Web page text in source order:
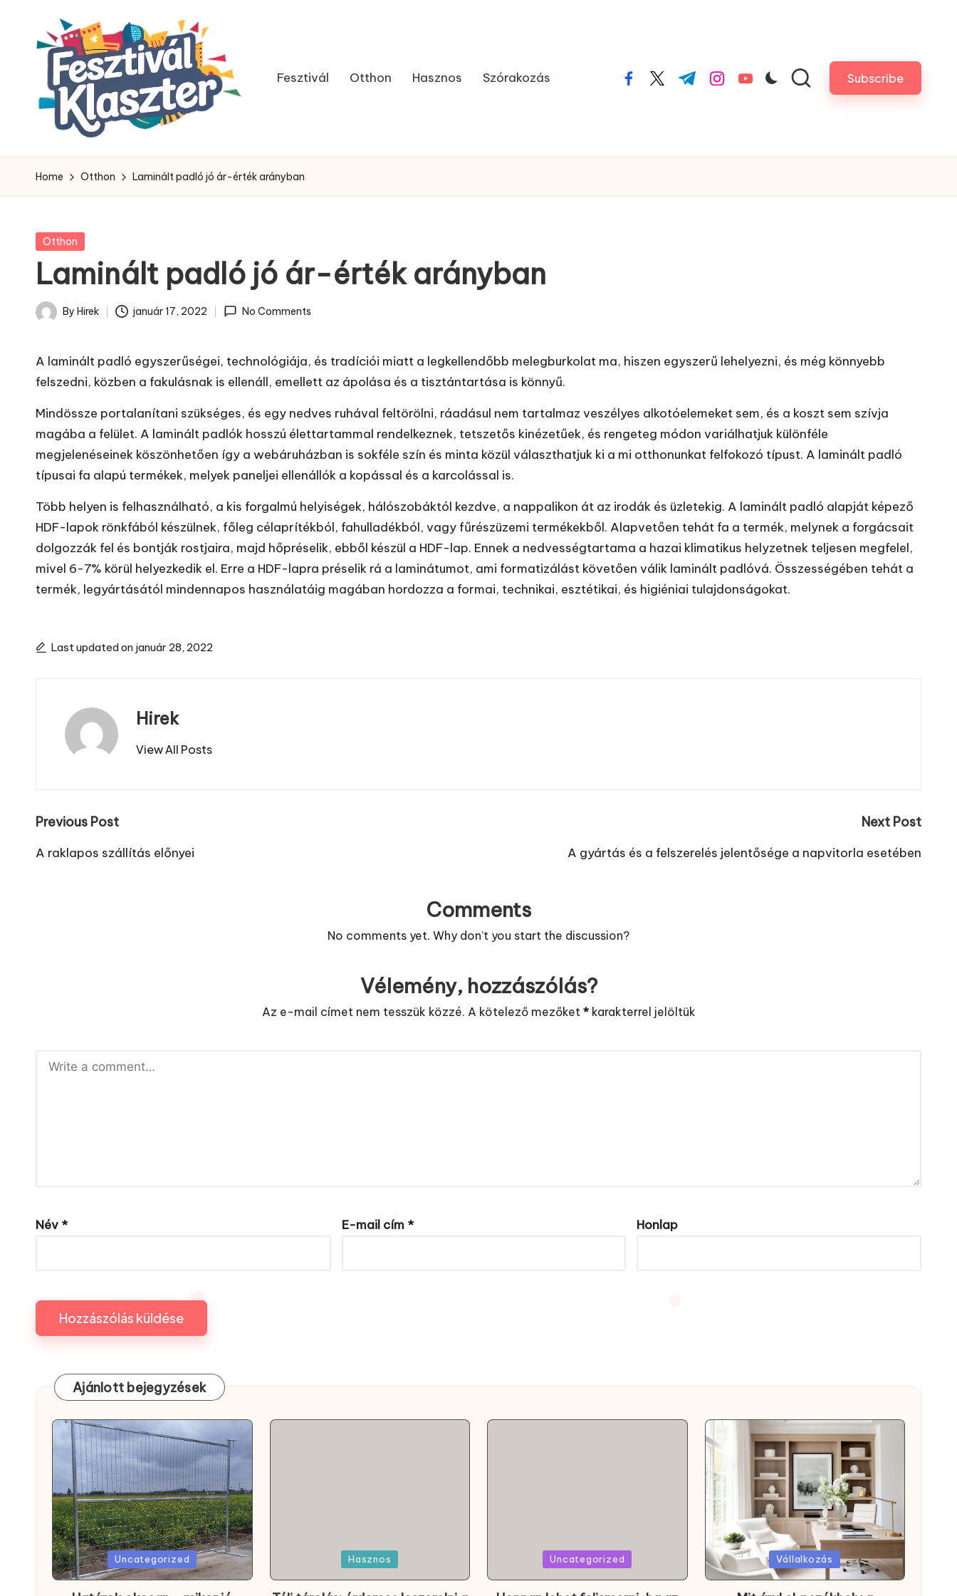
Fesztivál Otthon Hasznos Szórakozás facebook.com
twitter.com
t.me instagram.com
youtube.com Subscribe
Home Otthon Laminált padló jó ár-érték arányban
Posted
Otthon
Laminált padló jó ár-érték arányban
Posted
By Hirek január 17, 2022 No Comments
A laminált padló egyszerűségei, technológiája, és tradíciói miatt a legkellendőbb melegburkolat ma, hiszen egyszerű lehelyezni, és még könnyebb
felszedni, közben a fakulásnak is ellenáll, emellett az ápolása és a tisztántartása is könnyű.
Mindössze portalanítani szükséges, és egy nedves ruhával feltörölni, ráadásul nem tartalmaz veszélyes alkotóelemeket sem, és a koszt sem szívja
magába a felület. A laminált padlók hosszú élettartammal rendelkeznek, tetszetős kinézetűek, és rengeteg módon variálhatjuk különféle
megjelenéseinek köszönhetően így a webáruházban is sokféle szín és minta közül választhatjuk ki a mi otthonunkat felfokozó típust. A laminált padló
típusai fa alapú termékek, melyek paneljei ellenállók a kopással és a karcolással is.
Több helyen is felhasználható, a kis forgalmú helyiségek, hálószobáktól kezdve, a nappalikon át az irodák és üzletekig. A laminált padló alapját képező
HDF-lapok rönkfából készülnek, főleg célaprítékból, fahulladékból, vagy fűrészüzemi termékekből. Alapvetően tehát fa a termék, melynek a forgácsait
dolgozzák fel és bontják rostjaira, majd hőpréselik, ebből készül a HDF-lap. Ennek a nedvességtartama a hazai klimatikus helyzetnek teljesen megfelel,
mivel 6-7% körül helyezkedik el. Erre a HDF-lapra préselik rá a laminátumot, ami formatizálást követően válik laminált padlóvá. Összességében tehát a
termék, legyártásától mindennapos használatáig magában hordozza a formai, technikai, esztétikai, és higiéniai tulajdonságokat.
Last updated on január 28, 2022
Hirek
View All Posts
Post
navigation
Previous Post
A raklapos szállítás előnyei
Next Post
A gyártás és a felszerelés jelentősége a napvitorla esetében
Comments
No comments yet. Why don’t you start the discussion?
Vélemény, hozzászólás?
Az e-mail címet nem tesszük közzé. A kötelező mezőket *karakterrel jelöltük
Név * E-mail cím * Honlap
Ajánlott bejegyzések
Posted
in
Uncategorized Hasznos Uncategorized
Posted
in
Vállalkozás